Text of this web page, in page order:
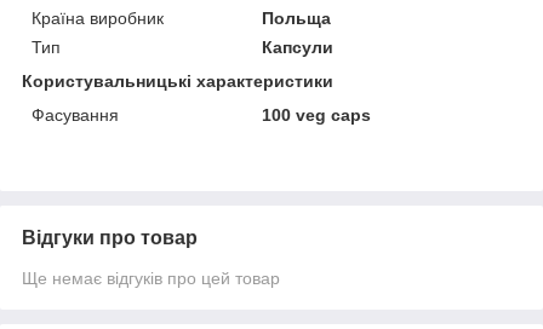
Країна виробник
Польща
Тип
Капсули
Користувальницькі характеристики
Фасування
100 veg caps
Відгуки про товар
Ще немає відгуків про цей товар